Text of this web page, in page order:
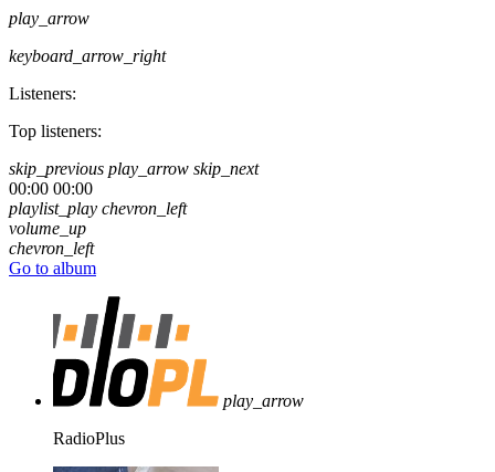
play_arrow
keyboard_arrow_right
Listeners:
Top listeners:
skip_previous play_arrow skip_next
00:00 00:00
playlist_play chevron_left
volume_up
chevron_left
Go to album
play_arrow
RadioPlus